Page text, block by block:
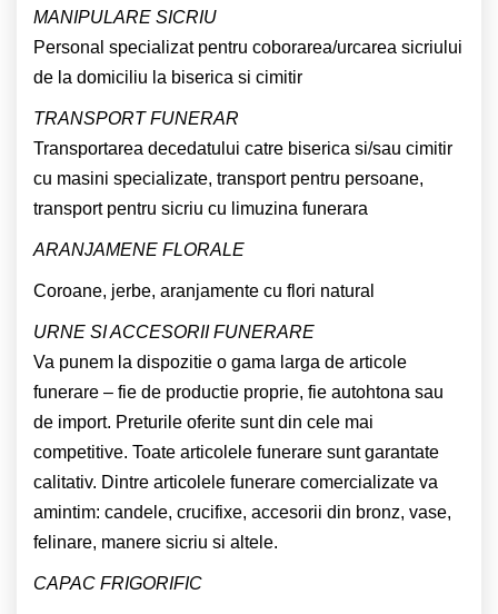
MANIPULARE SICRIU
Personal specializat pentru coborarea/urcarea sicriului
de la domiciliu la biserica si cimitir
TRANSPORT FUNERAR
Transportarea decedatului catre biserica si/sau cimitir
cu masini specializate, transport pentru persoane,
transport pentru sicriu cu limuzina funerara
ARANJAMENE FLORALE
Coroane, jerbe, aranjamente cu flori natural
URNE SI ACCESORII FUNERARE
Va punem la dispozitie o gama larga de articole
funerare – fie de productie proprie, fie autohtona sau
de import. Preturile oferite sunt din cele mai
competitive. Toate articolele funerare sunt garantate
calitativ. Dintre articolele funerare comercializate va
amintim: candele, crucifixe, accesorii din bronz, vase,
felinare, manere sicriu si altele.
CAPAC FRIGORIFIC